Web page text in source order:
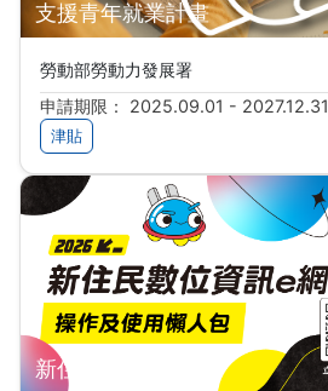
支援青年就業計畫
勞動部勞動力發展署
申請期限： 2025.09.01 - 2027.12.31
津貼
新住民數位資訊e網